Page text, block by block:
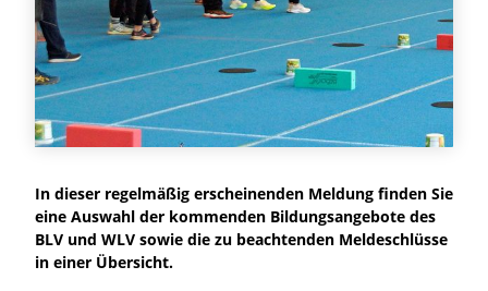
In dieser regelmäßig erscheinenden Meldung finden Sie
eine Auswahl der kommenden Bildungsangebote des
BLV und WLV sowie die zu beachtenden Meldeschlüsse
in einer Übersicht.